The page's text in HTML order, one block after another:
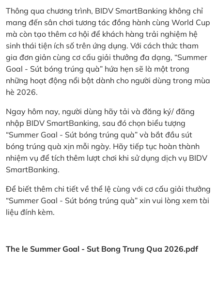
Thông qua chương trình, BIDV SmartBanking không chỉ
mang đến sân chơi tương tác đồng hành cùng World Cup
mà còn tạo thêm cơ hội để khách hàng trải nghiệm hệ
sinh thái tiện ích số trên ứng dụng. Với cách thức tham
gia đơn giản cùng cơ cấu giải thưởng đa dạng, “Summer
Goal - Sút bóng trúng quà” hứa hẹn sẽ là một trong
những hoạt động nổi bật dành cho người dùng trong mùa
hè 2026.
Ngay hôm nay, người dùng hãy tải và đăng ký/ đăng
nhập BIDV SmartBanking, sau đó chọn biểu tượng
“Summer Goal - Sút bóng trúng quà” và bắt đầu sút
bóng trúng quà xịn mỗi ngày. Hãy tiếp tục hoàn thành
nhiệm vụ để tích thêm lượt chơi khi sử dụng dịch vụ BIDV
SmartBanking.
Để biết thêm chi tiết về thể lệ cùng với cơ cấu giải thưởng
“Summer Goal - Sút bóng trúng quà” xin vui lòng xem tài
liệu đính kèm.
The le Summer Goal - Sut Bong Trung Qua 2026.pdf